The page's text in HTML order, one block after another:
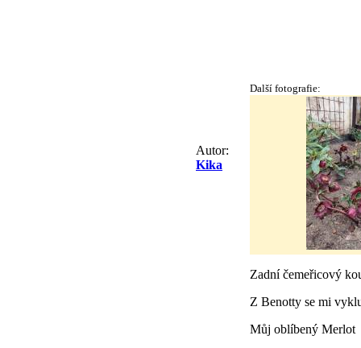
Autor:
Kika
Další fotografie:
Zadní čemeřicový
Z Benotty se mi
Můj oblíbený Merlot